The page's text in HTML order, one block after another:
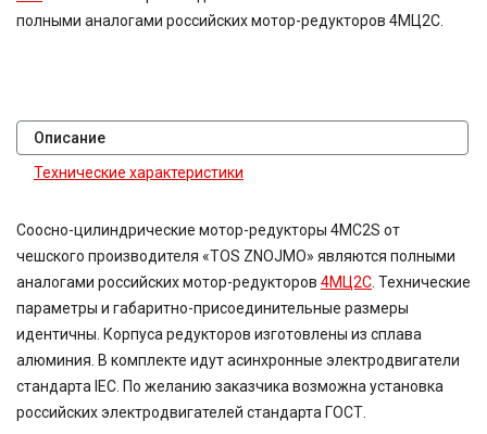
полными аналогами российских мотор-редукторов 4МЦ2С.
Описание
Технические характеристики
Соосно-цилиндрические мотор-редукторы 4MC2S от
чешского производителя «TOS ZNOJMO» являются полными
аналогами российских мотор-редукторов 4МЦ2С . Технические
параметры и габаритно-присоединительные размеры
идентичны. Корпуса редукторов изготовлены из сплава
алюминия. В комплекте идут асинхронные электродвигатели
стандарта IEC. По желанию заказчика возможна установка
российских электродвигателей стандарта ГОСТ.